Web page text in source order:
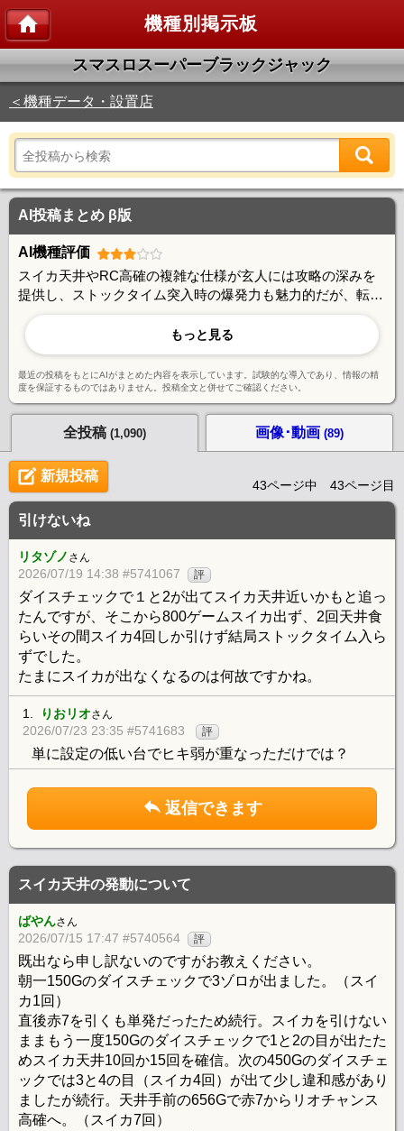
機種別掲示板
スマスロスーパーブラックジャック
＜機種データ・設置店
AI投稿まとめ β版
AI機種評価
スイカ天井やRC高確の複雑な仕様が玄人には攻略の深みを
提供し、ストックタイム突入時の爆発力も魅力的だが、転落
タイミングの分かりにくさや期待したほど連チャンしないケ
ースも多く、初心者には挙動が読みづらいとの声もある。仕
様理解が進めば戦略性が高まる機種だが、万人受けするかは
賛否が分かれている。
もっと見る
最近の投稿をもとにAIがまとめた内容を表示しています。試験的な導入であり、情報の精
度を保証するものではありません。投稿全文と併せてご確認ください。
全投稿 (1,090) 画像･動画 (89)
新規投稿
43ページ中 43ページ目
引けないね
リタゾノ さん
2026/07/19 14:38 #5741067 評
ダイスチェックで１と2が出てスイカ天井近いかもと追っ
たんですが、そこから800ゲームスイカ出ず、2回天井食
らいその間スイカ4回しか引けず結局ストックタイム入ら
ずでした。
たまにスイカが出なくなるのは何故ですかね。
1. りおリオさん
2026/07/23 23:35 #5741683 評
単に設定の低い台でヒキ弱が重なっただけでは？
返信できます
スイカ天井の発動について
ばやんさん
2026/07/15 17:47 #5740564 評
既出なら申し訳ないのですがお教えください。
朝一150Gのダイスチェックで3ゾロが出ました。（スイ
カ1回）
直後赤7を引くも単発だったため続行。スイカを引けない
ままもう一度150Gのダイスチェックで1と2の目が出たた
めスイカ天井10回か15回を確信。次の450Gのダイスチェ
ックでは3と4の目（スイカ4回）が出て少し違和感があり
ましたが続行。天井手前の656Gで赤7からリオチャンス
高確へ。（スイカ7回）